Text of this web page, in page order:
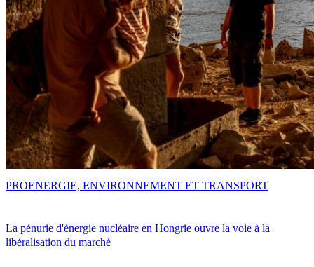
La pénurie d'énergie nucléaire en Hongrie ouvre la voie à la
libéralisation du marché
PROENERGIE, ENVIRONNEMENT ET TRANSPORT